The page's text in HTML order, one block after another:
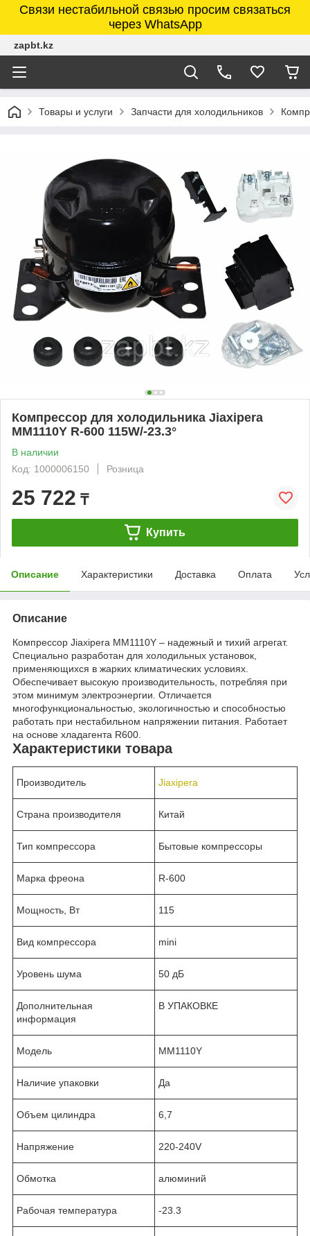
Связи нестабильной связью просим связаться
через WhatsApp
zapbt.kz
Товары и услуги Запчасти для холодильников
Компрессор для холодильника Jiaxipera
MM1110Y R-600 115W/-23.3°
В наличии
Код: 1000006150
Розница
25 722 ₸
Купить
Описание Характеристики Доставка Оплата
Описание
Компрессор Jiaxipera MM1110Y – надежный и тихий агрегат.
Специально разработан для холодильных установок,
применяющихся в жарких климатических условиях.
Обеспечивает высокую производительность, потребляя при
этом минимум электроэнергии. Отличается
многофункциональностью, экологичностью и способностью
работать при нестабильном напряжении питания. Работает
на основе хладагента R600.
Характеристики товара
Производитель Jiaxipera
Страна производителя Китай
Тип компрессора Бытовые компрессоры
Марка фреона R-600
Мощность, Вт 115
Вид компрессора mini
Уровень шума 50 дБ
Дополнительная
информация
В УПАКОВКЕ
Модель MM1110Y
Наличие упаковки Да
Объем цилиндра 6,7
Напряжение 220-240V
Обмотка алюминий
Рабочая температура -23.3